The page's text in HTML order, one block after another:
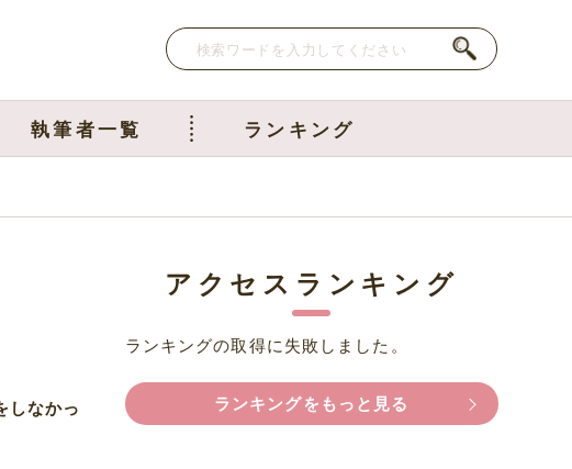
執筆者一覧 ランキング
しなかっ
アクセスランキング
ランキングの取得に失敗しました。
ランキングをもっと見る